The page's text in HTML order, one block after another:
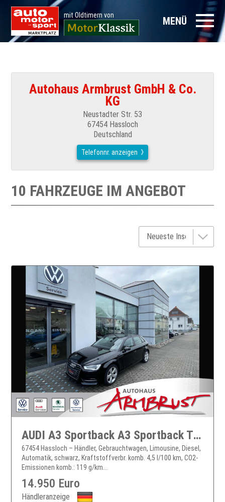
mit Oldtimern von MENÜ
Autohaus Armbrust GmbH & Co.
KG
Neustadter Str. 53
67454 Hassloch
Deutschland
Telefonnr. anzeigen
10 FAHRZEUGE IM ANGEBOT
AUDI A3 Sportback A3 Sportback TDI 110 KW DSG Bluetooth Navi Xenon Klima el. Fenster
67454 Hassloch – Händler, Gebrauchtwagen, Limousine, Diesel,
Automatik, schwarz, Kraftstoffverbr. komb. 4,5 l/100 km, CO2-
Emissionen komb.: 119 g/km...
14.950 Euro
Händleranzeige